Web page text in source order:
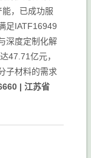
，已成功服
足IATF16949
深度定制化解
47.71亿元，
子材料的需求
| 江苏省